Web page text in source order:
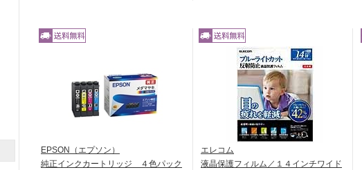
EPSON（エプソン）
純正インクカートリッジ ４色パック
エレコム
液晶保護フィルム／１４インチワイド